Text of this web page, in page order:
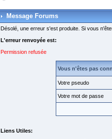
Message Forums
Désolé, une erreur s'est produite. Si vous
L'erreur renvoyée est:
Permission refusée
Vous n'êtes pas
Votre pseudo
Votre mot de passe
Liens Utiles: